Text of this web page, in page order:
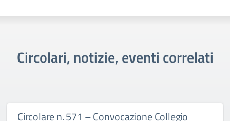
Circolari, notizie, eventi correlati
Circolare n. 571 – Convocazione Collegio